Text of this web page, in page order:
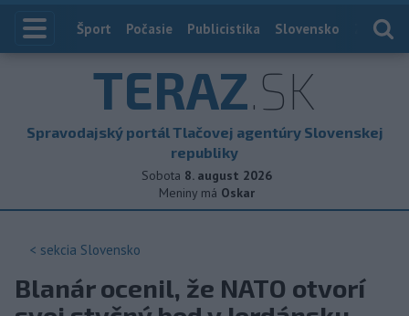
Index
Šport Počasie Publicistika Slovensko
TERAZ.SK
Spravodajský portál Tlačovej agentúry Slovenskej
republiky
Sobota 8. august 2026
Meniny má Oskar
< sekcia Slovensko
Blanár ocenil, že NATO otvorí